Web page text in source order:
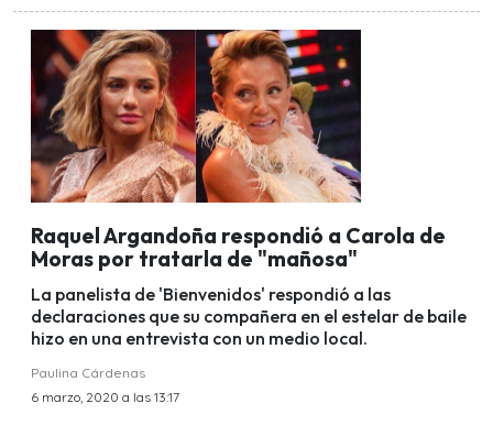
Raquel Argandoña respondió a Carola de
Moras por tratarla de "mañosa"
La panelista de 'Bienvenidos' respondió a las
declaraciones que su compañera en el estelar de baile
hizo en una entrevista con un medio local.
Paulina Cárdenas
6 marzo, 2020 a las 13:17